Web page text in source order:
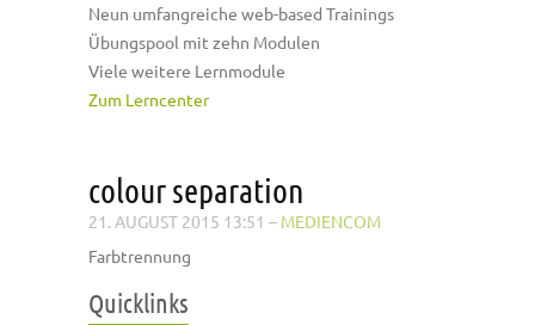
Neun umfangreiche web-based Trainings
Übungspool mit zehn Modulen
Viele weitere Lernmodule
Zum Lerncenter
colour separation
21. AUGUST 2015 13:51 – MEDIENCOM
Farbtrennung
Quicklinks